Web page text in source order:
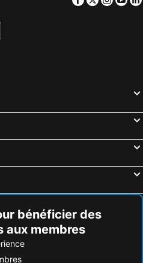
bénéficier des
aux membres